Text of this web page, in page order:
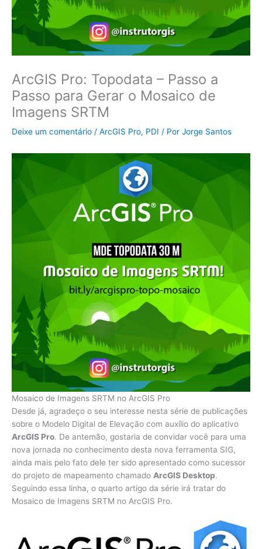
ArcGIS Pro: Topodata – Passo a
Passo para Gerar o Mosaico de
Imagens SRTM
Deixe um comentário / ArcGIS Pro, PDI / Por Jorge Santos
Mosaico de Imagens SRTM no ArcGIS Pro
Desde já, agradeço o seu interesse nesta série de publicações
sobre o Modelo Digital de Elevação com auxílio do aplicativo
ArcGIS Pro. De antemão, gostaria de convidar você para uma
nova jornada no conhecimento desta nova ferramenta SIG,
ainda mais pelo fato dele ter sido apresentado como sucessor
do projeto de mapeamento chamado ArcGIS Desktop.
Seguindo essa linha, o quarto artigo da série irá tratar do
Mosaico de Imagens SRTM no ArcGIS Pro.